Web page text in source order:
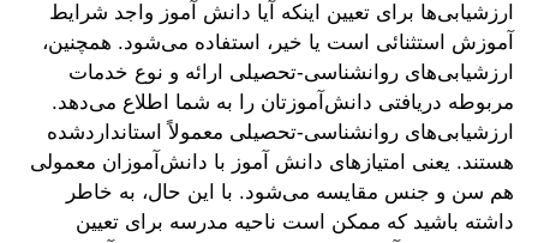
ارزشیابی‌ها برای تعیین اینکه آیا دانش آموز واجد شرایط
آموزش استثنائی است یا خیر، استفاده می‌شود. همچنین،
ارزشیابی‌های روانشناسی-تحصیلی ارائه و نوع خدمات
مربوطه دریافتی دانش‌آموزتان را به شما اطلاع می‌دهد.
ارزشیابی‌های روانشناسی-تحصیلی معمولاً استانداردشده
هستند. یعنی امتیازهای دانش آموز با دانش‌آموزان معمولی
هم سن و جنس مقایسه می‌شود. با این حال، به خاطر
داشته باشید که ممکن است ناحیه مدرسه برای تعیین